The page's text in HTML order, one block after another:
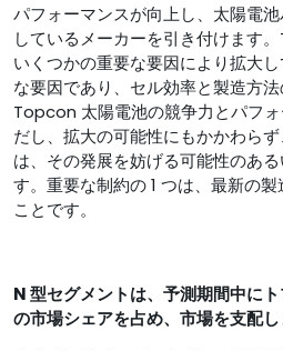
パフォーマンスが向上し、太陽電
しているメーカーを引き付けます
いくつかの重要な要因により拡大
な要因であり、セル効率と製造方法
Topcon 太陽電池の競争力とパフ
だし、拡大の可能性にもかかわら
は、その発展を妨げる可能性のあ
す。重要な制約の 1 つは、最新の
ことです。
N 型セグメントは、予測期間中に
の市場シェアを占め、市場を支配